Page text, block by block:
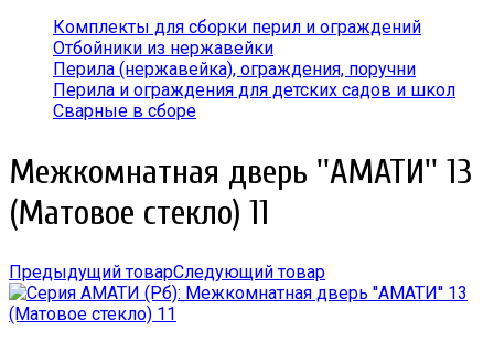
Комплекты для сборки перил и ограждений
Отбойники из нержавейки
Перила (нержавейка), ограждения, поручни
Перила и ограждения для детских садов и школ
Сварные в сборе
Межкомнатная дверь ''АМАТИ'' 13
(Матовое стекло) 11
Предыдущий товарСледующий товар